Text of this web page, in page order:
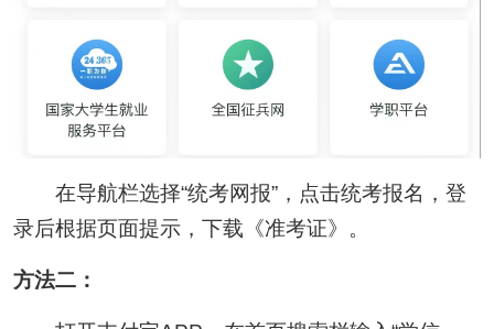
在导航栏选择“统考网报”，点击统考报名，登
录后根据页面提示，下载《准考证》。
方法二：